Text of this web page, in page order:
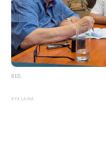
RED.
REKLAMA